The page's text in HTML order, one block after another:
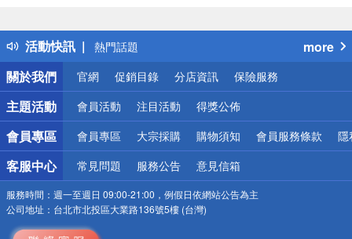
活動快訊
得獎公告
熱門話題
銀行優惠
偏遠地區配送
詐騙網頁！請小心！
more
關於我們
官網 促銷目錄 分店資訊 保險服務
主題活動 會員活動 注目活動 得獎公佈
會員專區 會員專區 大宗採購 購物須知 會員服務條款 隱
客服中心 常見問題 服務公告 意見信箱
服務時間： 週一至週日 09:00-21:00，例假日依網站公告為主
公司地址： 台北市北投區大業路136號5樓 (台灣)